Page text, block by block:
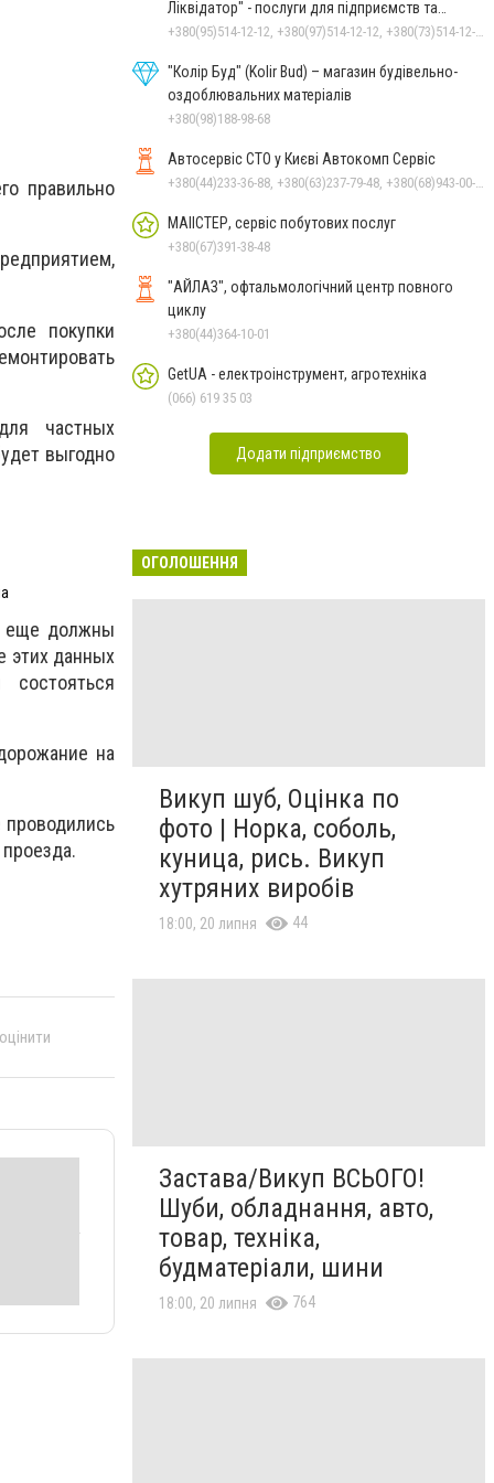
правильно
покупки
частных
выгодно
еще должны
этих данных
на
Ліквідатор" - послуги для підприємств та
населення
"Колір Буд" (Kolir Bud) – магазин будівельно-
оздоблювальних матеріалів
+380(98)188-98-68
Автосервіс СТО у Києві Автокомп Сервіс
МАІІСТЕР, сервіс побутових послуг
+380(67)391-38-48
"АЙЛАЗ", офтальмологічний центр повного
циклу
+380(44)364-10-01
GetUA - електроінструмент, агротехніка
(066) 619 35 03
Додати підприємство
ОГОЛОШЕННЯ
Викуп шуб, Оцінка по
фото | Норка, соболь,
куница, рись. Викуп
хутряних виробів
18:00, 20 липня 44
Застава/Викуп ВСЬОГО!
Шуби, обладнання, авто,
товар, техніка,
будматеріали, шини
18:00, 20 липня 764